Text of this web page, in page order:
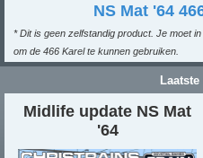
NS Mat '64
* Dit is geen zelfstandig product. Je moet
om de 466 Karel te kunnen gebruiken.
Midlife update NS Mat
'64